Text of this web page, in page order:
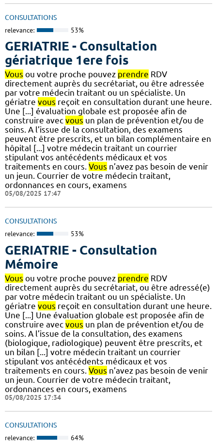
CONSULTATIONS
relevance: 53%
GERIATRIE - Consultation
gériatrique 1ere fois
Vous ou votre proche pouvez prendre RDV
directement auprès du secrétariat, ou être adressée
par votre médecin traitant ou un spécialiste. Un
gériatre vous reçoit en consultation durant une heure.
Une [...] évaluation globale est proposée afin de
construire avec vous un plan de prévention et/ou de
soins. A l’issue de la consultation, des examens
peuvent être prescrits, et un bilan complémentaire en
hôpital [...] votre médecin traitant un courrier
stipulant vos antécédents médicaux et vos
traitements en cours. Vous n’avez pas besoin de venir
un jeun. Courrier de votre médecin traitant,
ordonnances en cours, examens
05/08/2025 17:47
CONSULTATIONS
relevance: 53%
GERIATRIE - Consultation
Mémoire
Vous ou votre proche pouvez prendre RDV
directement auprès du secrétariat, ou être adressé(e)
par votre médecin traitant ou un spécialiste. Un
gériatre vous reçoit en consultation durant une heure.
Une [...] Une évaluation globale est proposée afin de
construire avec vous un plan de prévention et/ou de
soins. A l’issue de la consultation, des examens
(biologique, radiologique) peuvent être prescrits, et
un bilan [...] votre médecin traitant un courrier
stipulant vos antécédents médicaux et vos
traitements en cours. Vous n’avez pas besoin de venir
un jeun. Courrier de votre médecin traitant,
ordonnances en cours, examens
05/08/2025 17:34
CONSULTATIONS
relevance: 64%